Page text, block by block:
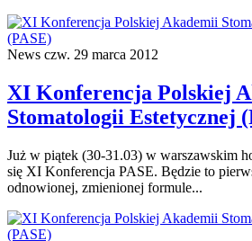
News czw. 29 marca 2012
XI Konferencja Polskiej
Stomatologii Estetycznej
Już w piątek (30-31.03) w warszawskim
się XI Konferencja PASE. Będzie to
odnowionej, zmienionej formule...